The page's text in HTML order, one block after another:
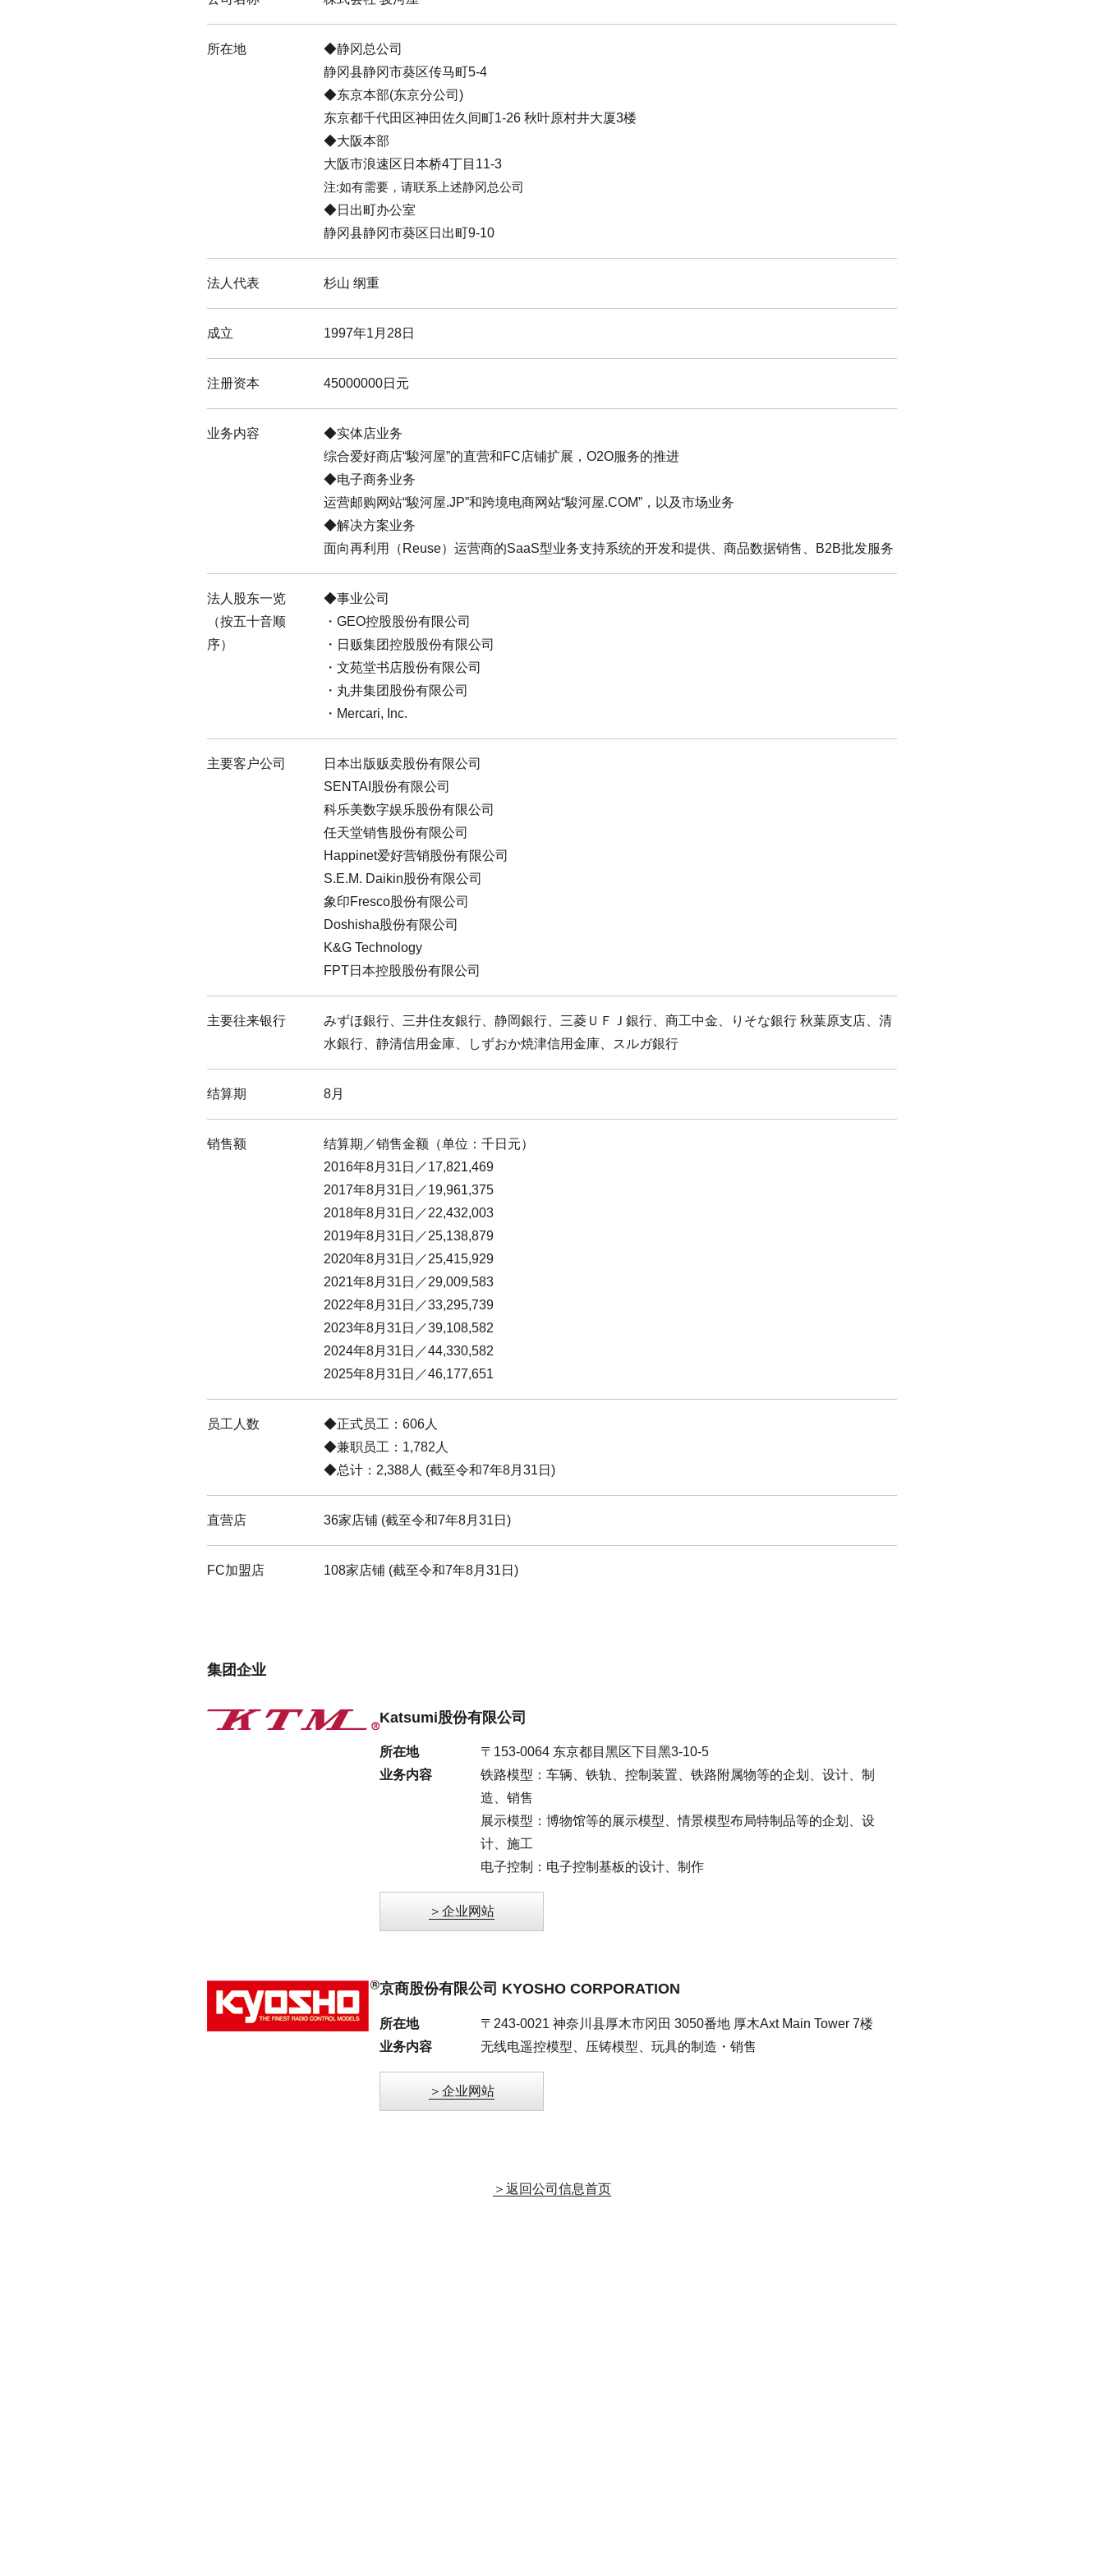
所在地
静冈总公司
静冈县静冈市葵区传马町5-4
东京本部(东京分公司)
东京都千代田区神田佐久间町1-26 秋叶原村井大厦3楼
大阪本部
大阪市浪速区日本桥4丁目11-3
注:如有需要，请联系上述静冈总公司
日出町办公室
静冈县静冈市葵区日出町9-10
法人代表 杉山 纲重
成立 1997年1月28日
注册资本 45000000日元
业务内容
实体店业务
综合爱好商店“駿河屋”的直营和FC店铺扩展，O2O服务的推进
电子商务业务
运营邮购网站“駿河屋.JP”和跨境电商网站“駿河屋.COM”，以及市场业务
解决方案业务
面向再利用（Reuse）运营商的SaaS型业务支持系统的开发和提供、商品数据销售、B2B批发服务
法人股东一览
（按五十音顺
序）
事业公司
GEO控股股份有限公司
日贩集团控股股份有限公司
文苑堂书店股份有限公司
丸井集团股份有限公司
Mercari, Inc.
主要客户公司
日本出版贩卖股份有限公司
SENTAI股份有限公司
科乐美数字娱乐股份有限公司
任天堂销售股份有限公司
Happinet爱好营销股份有限公司
S.E.M. Daikin股份有限公司
象印Fresco股份有限公司
Doshisha股份有限公司
K&G Technology
FPT日本控股股份有限公司
主要往来银行
みずほ銀行、三井住友銀行、静岡銀行、三菱ＵＦＪ銀行、商工中金、りそな銀行 秋葉原支店、清
水銀行、静清信用金庫、しずおか焼津信用金庫、スルガ銀行
结算期 8月
销售额
结算期／销售金额（单位：千日元）
2016年8月31日／17,821,469
2017年8月31日／19,961,375
2018年8月31日／22,432,003
2019年8月31日／25,138,879
2020年8月31日／25,415,929
2021年8月31日／29,009,583
2022年8月31日／33,295,739
2023年8月31日／39,108,582
2024年8月31日／44,330,582
2025年8月31日／46,177,651
员工人数
正式员工：606人
兼职员工：1,782人
总计：2,388人 (截至令和7年8月31日)
直营店 36家店铺 (截至令和7年8月31日)
FC加盟店 108家店铺 (截至令和7年8月31日)
集团企业
Katsumi股份有限公司
所在地
〒153-0064 东京都目黑区下目黑3-10-5
业务内容
铁路模型：车辆、铁轨、控制装置、铁路附属物等的企划、设计、制
造、销售
展示模型：博物馆等的展示模型、情景模型布局特制品等的企划、设
计、施工
电子控制：电子控制基板的设计、制作
企业网站
京商股份有限公司 KYOSHO CORPORATION
所在地
〒243-0021 神奈川县厚木市冈田 3050番地 厚木Axt Main Tower 7楼
业务内容
无线电遥控模型、压铸模型、玩具的制造・销售
企业网站
返回公司信息首页